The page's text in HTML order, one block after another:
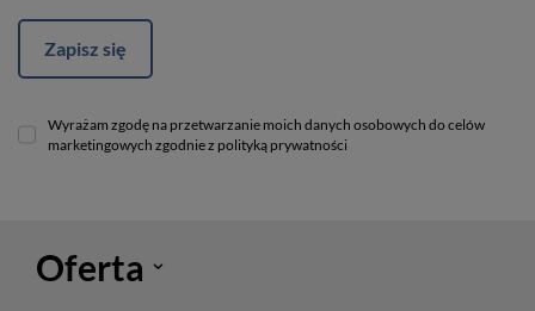
Zapisz się
Wyrażam zgodę na przetwarzanie moich danych osobowych do celów
marketingowych zgodnie z polityką prywatności
Oferta